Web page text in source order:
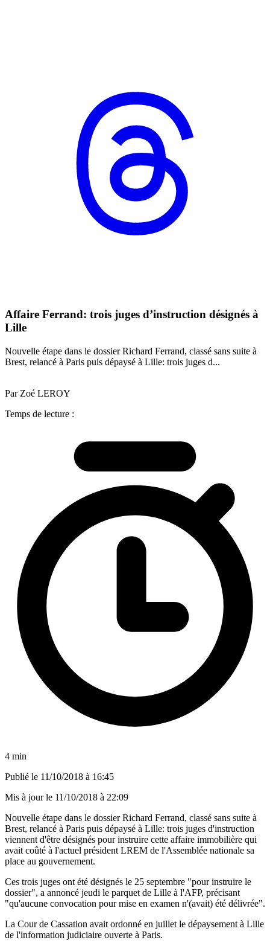
Affaire Ferrand: trois juges d’instruction désignés à
Lille
Nouvelle étape dans le dossier Richard Ferrand, classé sans suite à
Brest, relancé à Paris puis dépaysé à Lille: trois juges d...
Par Zoé LEROY
Temps de lecture :
4 min
Publié le 11/10/2018 à 16:45
Mis à jour le 11/10/2018 à 22:09
Nouvelle étape dans le dossier Richard Ferrand, classé sans suite à
Brest, relancé à Paris puis dépaysé à Lille: trois juges d'instruction
viennent d'être désignés pour instruire cette affaire immobilière qui
avait coûté à l'actuel président LREM de l'Assemblée nationale sa
place au gouvernement.
Ces trois juges ont été désignés le 25 septembre "pour instruire le
dossier", a annoncé jeudi le parquet de Lille à l'AFP, précisant
"qu'aucune convocation pour mise en examen n'(avait) été délivrée".
La Cour de Cassation avait ordonné en juillet le dépaysement à Lille
de l'information judiciaire ouverte à Paris.